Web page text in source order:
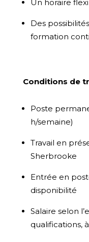
Un horaire
Des
formation
Conditions de
Poste
h/semaine)
Travail en
Sherbrooke
Entrée en
disponibilité
Salaire selon
qualifications,